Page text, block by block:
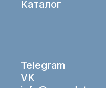
Каталог
Telegram
VK
info@aqueduto.ru